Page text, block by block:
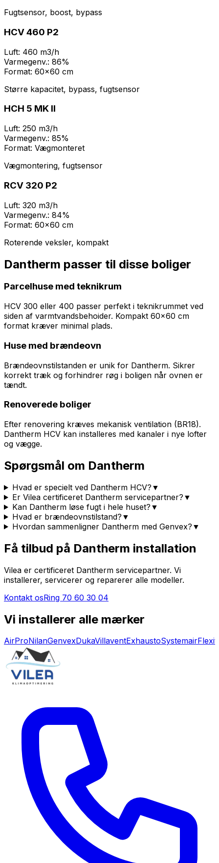
Fugtsensor, boost, bypass
HCV 460 P2
Luft: 460 m3/h
Varmegenv.: 86%
Format: 60x60 cm
Større kapacitet, bypass, fugtsensor
HCH 5 MK II
Luft: 250 m3/h
Varmegenv.: 85%
Format: Vægmonteret
Vægmontering, fugtsensor
RCV 320 P2
Luft: 320 m3/h
Varmegenv.: 84%
Format: 60x60 cm
Roterende veksler, kompakt
Dantherm passer til disse boliger
Parcelhuse med teknikrum
HCV 300 eller 400 passer perfekt i teknikrummet ved
siden af varmtvandsbehoider. Kompakt 60x60 cm
format kræver minimal plads.
Huse med brændeovn
Brændeovnstilstanden er unik for Dantherm. Sikrer
korrekt træk og forhindrer røg i boligen når ovnen er
tændt.
Renoverede boliger
Efter renovering kræves mekanisk ventilation (BR18).
Dantherm HCV kan installeres med kanaler i nye lofter
og vægge.
Spørgsmål om Dantherm
Hvad er specielt ved Dantherm HCV? ▼
Er Vilea certificeret Dantherm servicepartner? ▼
Kan Dantherm løse fugt i hele huset? ▼
Hvad er brændeovnstilstand? ▼
Hvordan sammenligner Dantherm med Genvex? ▼
Få tilbud på Dantherm installation
Vilea er certificeret Dantherm servicepartner. Vi
installerer, servicerer og reparerer alle modeller.
Kontakt osRing 70 60 30 04
Vi installerer alle mærker
AirProNilanGenvexDukaVillaventExhaustoSystemairFlexit